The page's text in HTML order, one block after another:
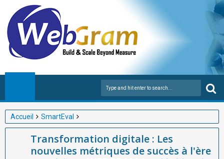
Accueil
SmartEval
Transformation digitale : Les nouvelles métriques de succès à
l'ère numérique.WEBGRAM (société basée à Dakar-Sénégal),
meilleure entreprise(société / agence) de développement
Transformation digitale : Les
nouvelles métriques de succès à l'ère